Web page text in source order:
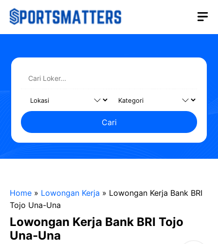
Langsung
Cari
Home » Lowongan Kerja » Lowongan Kerja Bank BRI
Tojo Una-Una
Lowongan Kerja Bank BRI Tojo
Una-Una